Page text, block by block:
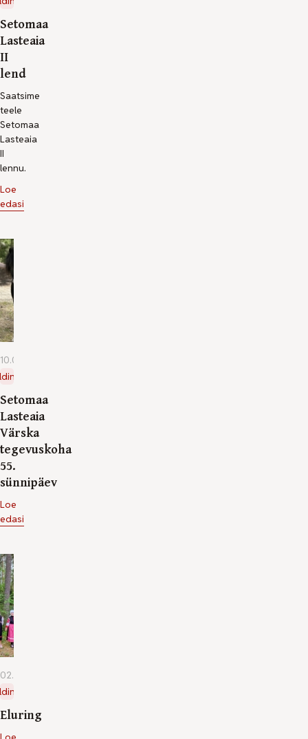
Setomaa
Lasteaia
II
lend
Saatsime
teele
Setomaa
Lasteaia
II
lennu.
Loe
edasi
10.06.2026
Setomaa
Lasteaia
Värska
tegevuskoha
55.
sünnipäev
Loe
edasi
02.06.2026
Eluring